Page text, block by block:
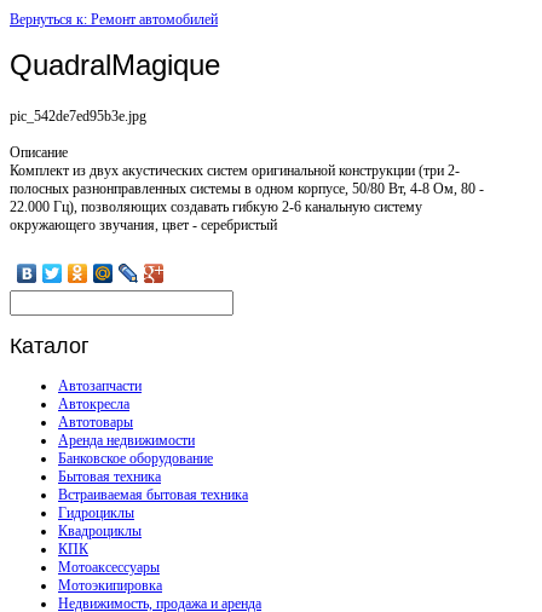
Вернуться к: Ремонт автомобилей
QuadralMagique
pic_542de7ed95b3e.jpg
Описание
Комплект из двух акустических систем оригинальной конструкции (три 2-
полосных разнонправленных системы в одном корпусе, 50/80 Вт, 4-8 Oм, 80 -
22.000 Гц), позволяющих создавать гибкую 2-6 канальную систему
окружающего звучания, цвет - серебристый
Каталог
Автозапчасти
Автокресла
Автотовары
Аренда недвижимости
Банковское оборудование
Бытовая техника
Встраиваемая бытовая техника
Гидроциклы
Квадроциклы
КПК
Мотоаксессуары
Мотоэкипировка
Недвижимость, продажа и аренда